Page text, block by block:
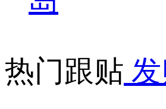
热门跟贴